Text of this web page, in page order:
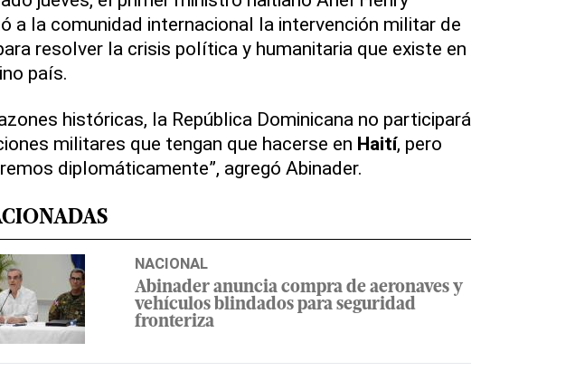
a la comunidad internacional la intervención militar de
resolver la crisis política y humanitaria que existe en
país.
históricas, la República Dominicana no participará
militares que tengan que hacerse en Haití, pero
diplomáticamente”, agregó Abinader.
NACIONAL
Abinader anuncia compra de aeronaves y
vehículos blindados para seguridad
fronteriza